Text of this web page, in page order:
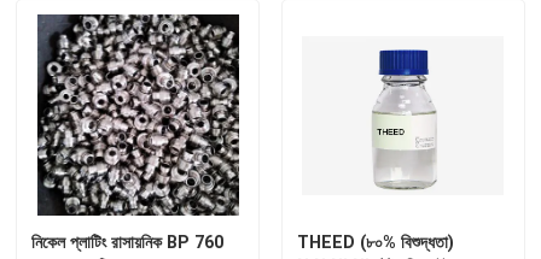
তামার প্লাস্টিং রাসায়নিক
নিকেল প্লেটিং রাসায়নিক
ক্রোম প্লেটিং রাসায়নিক
নিকেল প্লাটিং রাসায়নিক BP 760
THEED (৮০% বিশুদ্ধতা)